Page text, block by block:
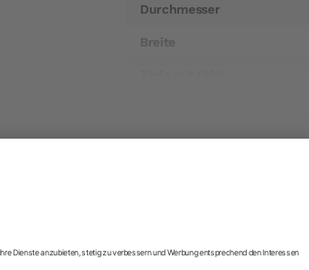
Durchmesser
Breite
Gewicht
der Gastronomie?
nicht, keine Beschichtung oder
ist, kann der Spaß losgehen.